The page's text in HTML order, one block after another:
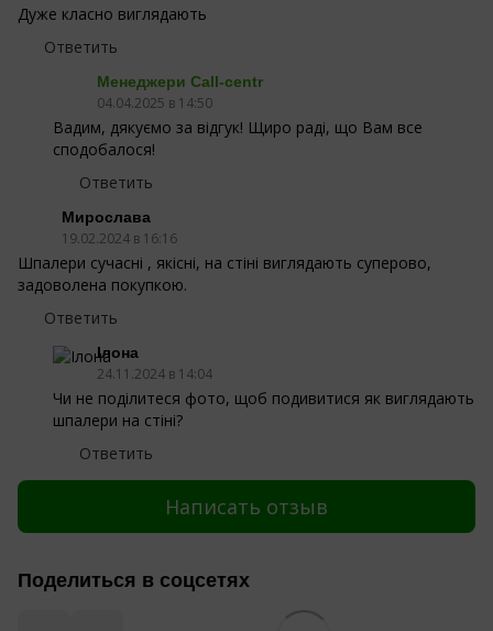
Дуже класно виглядають
Ответить
Менеджери Call-centr
04.04.2025 в 14:50
Вадим, дякуємо за відгук! Щиро раді, що Вам все
сподобалося!
Ответить
Мирослава
19.02.2024 в 16:16
Шпалери сучасні , якісні, на стіні виглядають суперово,
задоволена покупкою.
Ответить
Ілона
24.11.2024 в 14:04
Чи не поділитеся фото, щоб подивитися як виглядають
шпалери на стіні?
Ответить
Написать отзыв
Поделиться в соцсетях